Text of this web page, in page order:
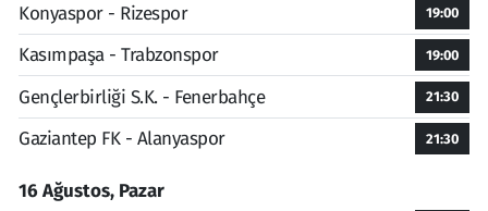
Konyaspor - Rizespor
19:00
Kasımpaşa - Trabzonspor 19:00
Gençlerbirliği S.K. - Fenerbahçe 21:30
Gaziantep FK - Alanyaspor 21:30
16 Ağustos, Pazar